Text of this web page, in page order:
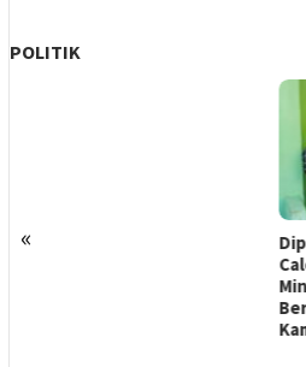
POLITIK
«
Berbuat Lebih Demi Kebaikan